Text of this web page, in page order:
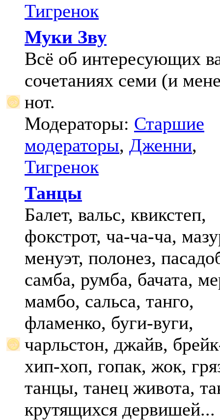
Тигренок
Муки Зву
Всё об интересующих
сочетаниях семи (и
нот.
Модераторы: Старшие
модераторы, Дженни,
Тигренок
Танцы
Балет, вальс, квикстеп,
фокстрот, ча-ча-ча,
менуэт, полонез,
самба, румба, бачата,
мамбо, сальса, танго,
фламенко, буги-вуги,
чарльстон, джайв,
хип-хоп, гопак, жок,
танцы, танец живота,
крутящихся дервишей...